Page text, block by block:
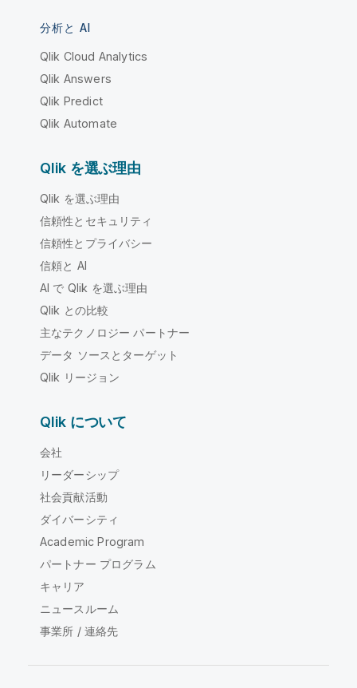
分析と AI
Qlik Cloud Analytics
Qlik Answers
Qlik Predict
Qlik Automate
Qlik を選ぶ理由
Qlik を選ぶ理由
信頼性とセキュリティ
信頼性とプライバシー
信頼と AI
AI で Qlik を選ぶ理由
Qlik との比較
主なテクノロジー パートナー
データ ソースとターゲット
Qlik リージョン
Qlik について
会社
リーダーシップ
社会貢献活動
ダイバーシティ
Academic Program
パートナー プログラム
キャリア
ニュースルーム
事業所 / 連絡先